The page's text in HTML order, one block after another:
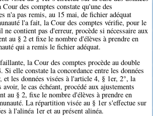
des comptes constate qu'une des
n'a pas remis, au 15 mai, de fichier adéquat
l'a fait, la Cour des comptes vérifie, pour le
contient pas d'erreur, procède si nécessaire aux
au § 2 et fixe le nombre d'élèves à prendre en
qui a remis le fichier adéquat.
la Cour des comptes procède au double
elle constate la concordance entre les données
et les données visées à l'article 4, § 1er, 2°, la
le cas échéant, procédé aux ajustements
au § 2, fixe le nombre d'élèves à prendre en
La répartition visée au § 1er s'effectue sur
à l'alinéa 1er et au présent alinéa.